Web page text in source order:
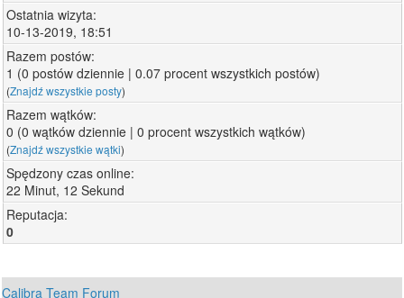
Ostatnia wizyta:
10-13-2019, 18:51
Razem postów:
1 (0 postów dziennie | 0.07 procent wszystkich postów)
(Znajdź wszystkie posty)
Razem wątków:
0 (0 wątków dziennie | 0 procent wszystkich wątków)
(Znajdź wszystkie wątki)
Spędzony czas online:
22 Minut, 12 Sekund
Reputacja:
0
Calibra Team Forum